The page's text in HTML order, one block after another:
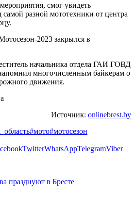
смог увидеть
разной мототехники от центра
начальника отдела ГАИ ГОВД
многочисленным байкерам о
движения.
Источник: onlinebrest.by
#мото#мотосезон
TwitterWhatsAppTelegramViber
празднуют в Бресте